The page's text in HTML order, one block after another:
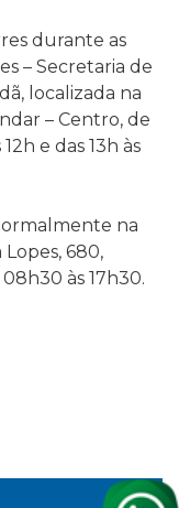
durante as
– Secretaria de
localizada na
– Centro, de
e das 13h às
na
680,
às 17h30.